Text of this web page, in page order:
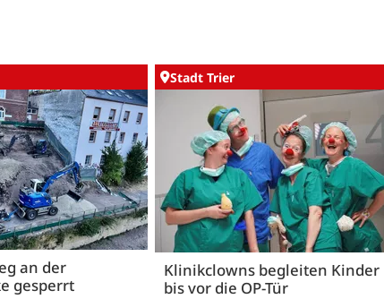
an der
gesperrt
Stadt Trier
Klinikclowns begleiten Kinder
bis vor die OP-Tür